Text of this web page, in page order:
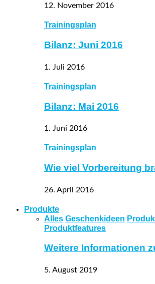
12. November 2016
Trainingsplan
Bilanz: Juni 2016
1. Juli 2016
Trainingsplan
Bilanz: Mai 2016
1. Juni 2016
Trainingsplan
Wie viel Vorbereitung
26. April 2016
Produkte
Alles Geschenkideen
Produktfeatures
Weitere Informationen
5. August 2019